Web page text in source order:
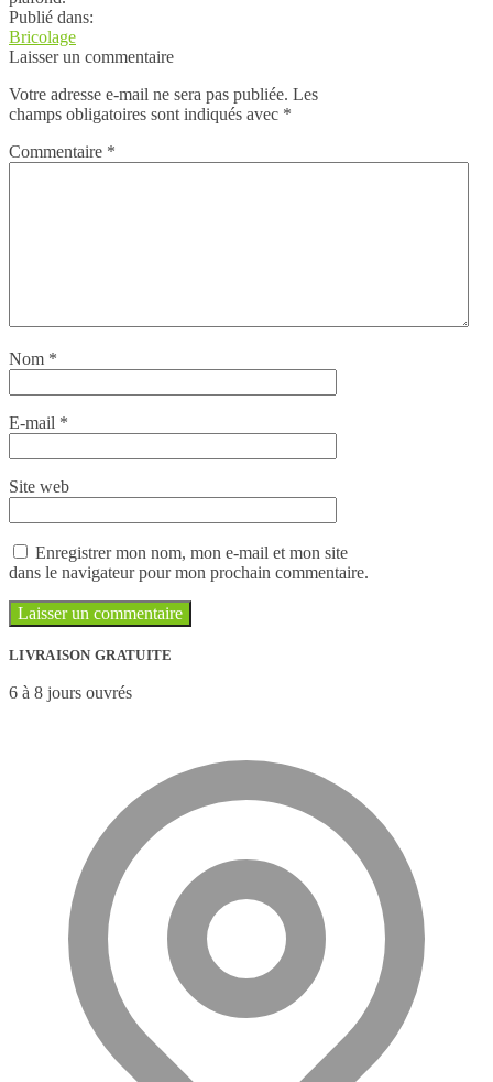
Publié dans:
Bricolage
Laisser un commentaire
Votre adresse e-mail ne sera pas publiée. Les
champs obligatoires sont indiqués avec *
Commentaire *
Nom *
E-mail *
Site web
Enregistrer mon nom, mon e-mail et mon site
dans le navigateur pour mon prochain commentaire.
LIVRAISON GRATUITE
6 à 8 jours ouvrés